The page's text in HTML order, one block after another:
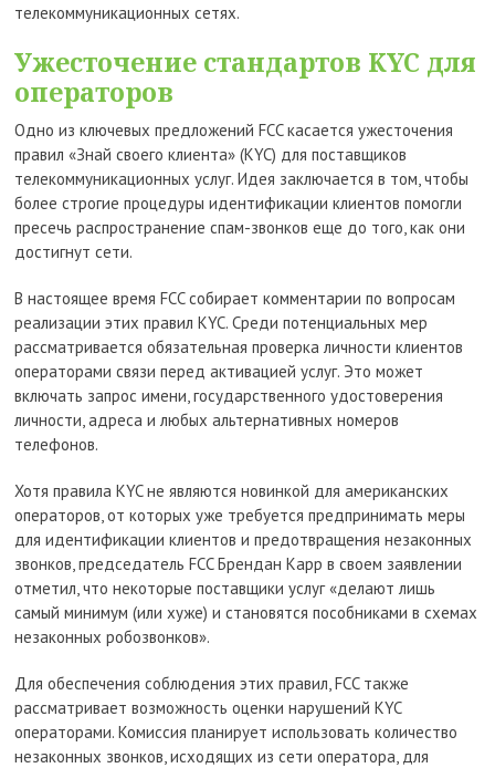
телекоммуникационных сетях.
Ужесточение стандартов KYC для
операторов
Одно из ключевых предложений FCC касается ужесточения
правил «Знай своего клиента» (KYC) для поставщиков
телекоммуникационных услуг. Идея заключается в том, чтобы
более строгие процедуры идентификации клиентов помогли
пресечь распространение спам-звонков еще до того, как они
достигнут сети.
В настоящее время FCC собирает комментарии по вопросам
реализации этих правил KYC. Среди потенциальных мер
рассматривается обязательная проверка личности клиентов
операторами связи перед активацией услуг. Это может
включать запрос имени, государственного удостоверения
личности, адреса и любых альтернативных номеров
телефонов.
Хотя правила KYC не являются новинкой для американских
операторов, от которых уже требуется предпринимать меры
для идентификации клиентов и предотвращения незаконных
звонков, председатель FCC Брендан Карр в своем заявлении
отметил, что некоторые поставщики услуг «делают лишь
самый минимум (или хуже) и становятся пособниками в схемах
незаконных робозвонков».
Для обеспечения соблюдения этих правил, FCC также
рассматривает возможность оценки нарушений KYC
операторами. Комиссия планирует использовать количество
незаконных звонков, исходящих из сети оператора, для